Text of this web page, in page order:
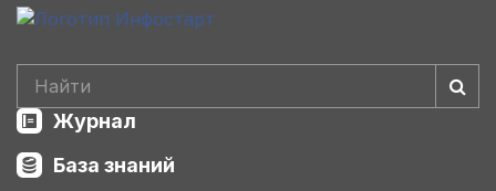
Журнал
База знаний